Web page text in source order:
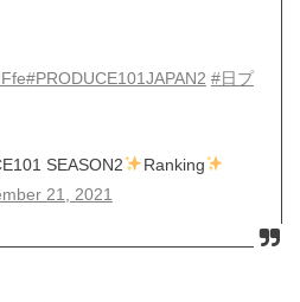
#PRODUCE101JAPAN2 #日プ
SEASON2
Ranking
21, 2021